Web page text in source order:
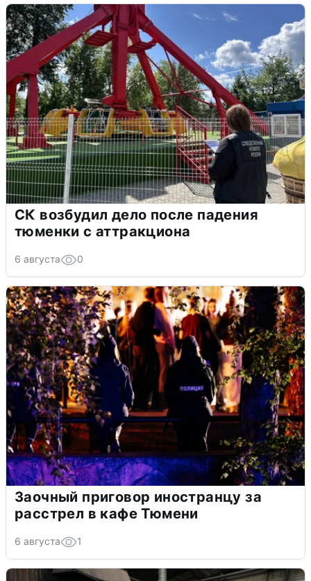
СК возбудил дело после падения
тюменки с аттракциона
6 августа 0
Заочный приговор иностранцу за
расстрел в кафе Тюмени
6 августа 1